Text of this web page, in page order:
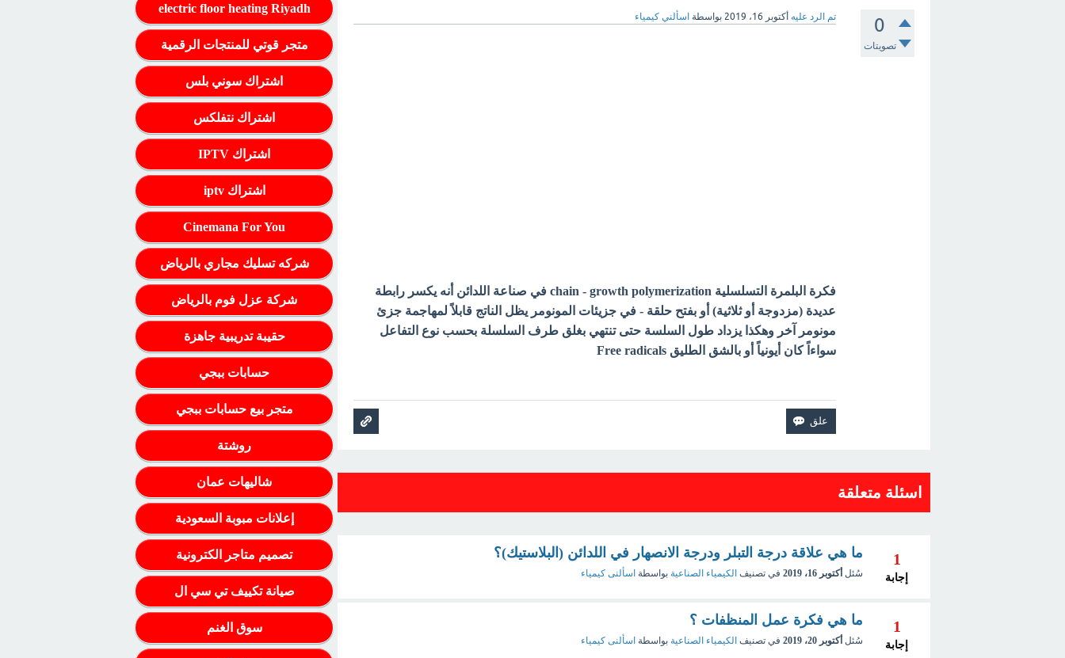
0
تصويتات
تم الرد عليه أكتوبر 16، 2019 بواسطة اسألني كيمياء
فكرة البلمرة التسلسلية chain - growth polymerization في صناعة اللدائن أنه يكسر رابطة
عديدة (مزدوجة أو ثلاثية) أو بفتح حلقة - في جزيئات المونومر يظل الناتج قابلاً لمهاجمة جزئ
مونومر آخر وهكذا يزداد طول السلسة حتى تنتهي بغلق طرف السلسلة بحسب نوع التفاعل
سواءاً كان أيونياً أو بالشق الطليق Free radicals
اسئلة متعلقة
1
إجابة
ما هي علاقة درجة التبلر ودرجة الانصهار في اللدائن (البلاستيك)؟
سُئل أكتوبر 16، 2019 في تصنيف الكيمياء الصناعية بواسطة اسألنى كيمياء
1
إجابة
ما هي فكرة عمل المنظفات ؟
سُئل أكتوبر 20، 2019 في تصنيف الكيمياء الصناعية بواسطة اسألنى كيمياء
electric floor heating Riyadh
متجر قوتي للمنتجات الرقمية
اشتراك سوني بلس
اشتراك نتفلكس
اشتراك IPTV
اشتراك iptv
Cinemana For You
شركه تسليك مجاري بالرياض
شركة عزل فوم بالرياض
حقيبة تدريبية جاهزة
حسابات ببجي
متجر بيع حسابات ببجي
روشتة
شاليهات عمان
إعلانات مبوبة السعودية
تصميم متاجر الكترونية
صيانة تكييف تي سي ال
سوق الغنم